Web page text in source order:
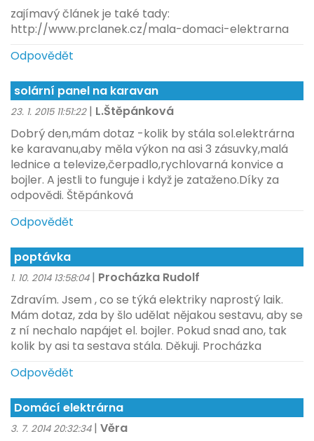
zajímavý článek je také tady:
http://www.prclanek.cz/mala-domaci-elektrarna
Odpovědět
solární panel na karavan
23. 1. 2015 11:51:22 | L.Štěpánková
Dobrý den,mám dotaz -kolik by stála sol.elektrárna
ke karavanu,aby měla výkon na asi 3 zásuvky,malá
lednice a televize,čerpadlo,rychlovarná konvice a
bojler. A jestli to funguje i když je zataženo.Díky za
odpovědi. Štěpánková
Odpovědět
poptávka
1. 10. 2014 13:58:04 | Procházka Rudolf
Zdravím. Jsem , co se týká elektriky naprostý laik.
Mám dotaz, zda by šlo udělat nějakou sestavu, aby se
z ní nechalo napájet el. bojler. Pokud snad ano, tak
kolik by asi ta sestava stála. Děkuji. Procházka
Odpovědět
Domácí elektrárna
3. 7. 2014 20:32:34 | Věra